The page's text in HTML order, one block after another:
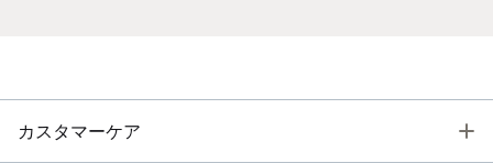
カスタマーケア